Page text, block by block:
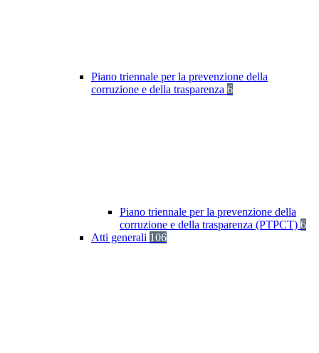
Piano triennale per la prevenzione della
corruzione e della trasparenza 6
Piano triennale per la prevenzione della
corruzione e della trasparenza (PTPCT) 6
Atti generali 106